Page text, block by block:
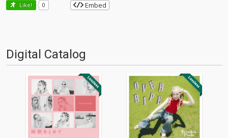
Like! 0 Embed
Digital Catalog